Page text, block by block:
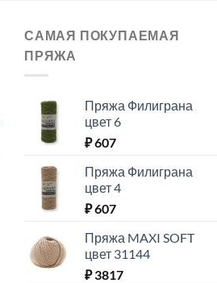
САМАЯ ПОКУПАЕМАЯ
ПРЯЖА
Пряжа Филиграна
цвет 6
₽607
Пряжа Филиграна
цвет 4
₽607
Пряжа MAXI SOFT
цвет 31144
₽3817